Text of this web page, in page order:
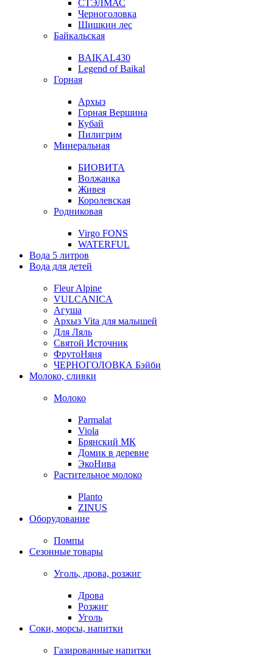
СТЭЛМАС
Черноголовка
Шишкин лес
Байкальская
BAIKAL430
Legend of Baikal
Горная
Архыз
Горная Вершина
Кубай
Пилигрим
Минеральная
БИОВИТА
Волжанка
Живея
Королевская
Родниковая
Virgo FONS
WATERFUL
Вода 5 литров
Вода для детей
Fleur Alpine
VULCANICA
Агуша
Архыз Vita для малышей
Для Ляль
Святой Источник
ФрутоНяня
ЧЕРНОГОЛОВКА Бэйби
Молоко, сливки
Молоко
Parmalat
Viola
Брянский МК
Домик в деревне
ЭкоНива
Растительное молоко
Planto
ZINUS
Оборудование
Помпы
Сезонные товары
Уголь, дрова, розжиг
Дрова
Розжиг
Уголь
Соки, морсы, напитки
Газированные напитки